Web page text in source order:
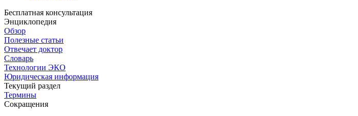
Бесплатная консультация
Энциклопедия
Обзор
Полезные статьи
Отвечает доктор
Словарь
Технологии ЭКО
Юридическая информация
Текущий раздел
Термины
Сокращения